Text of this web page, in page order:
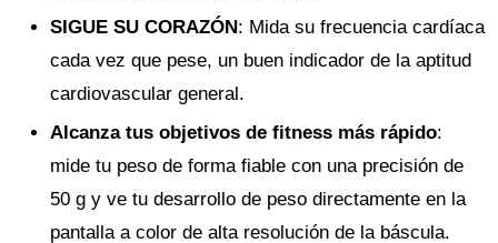
SIGUE SU CORAZÓN: Mida su frecuencia cardíaca
cada vez que pese, un buen indicador de la aptitud
cardiovascular general.
Alcanza tus objetivos de fitness más rápido:
mide tu peso de forma fiable con una precisión de
50 g y ve tu desarrollo de peso directamente en la
pantalla a color de alta resolución de la báscula.